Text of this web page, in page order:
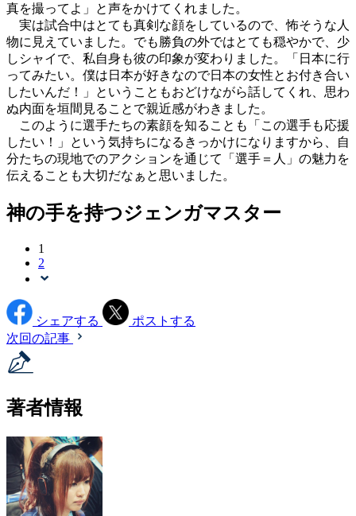
真を撮ってよ」と声をかけてくれました。
実は試合中はとても真剣な顔をしているので、怖そうな人
物に見えていました。でも勝負の外ではとても穏やかで、少
しシャイで、私自身も彼の印象が変わりました。「日本に行
ってみたい。僕は日本が好きなので日本の女性とお付き合い
したいんだ！」ということもおどけながら話してくれ、思わ
ぬ内面を垣間見ることで親近感がわきました。
このように選手たちの素顔を知ることも「この選手も応援
したい！」という気持ちになるきっかけになりますから、自
分たちの現地でのアクションを通じて「選手＝人」の魅力を
伝えることも大切だなぁと思いました。
神の手を持つジェンガマスター
1
2
シェアする
ポストする
次回の記事
著者情報